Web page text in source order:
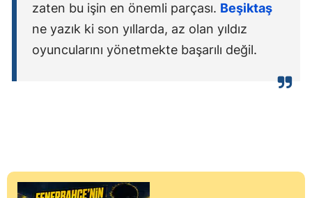
zaten bu işin en önemli parçası. Beşiktaş
ne yazık ki son yıllarda, az olan yıldız
oyuncularını yönetmekte başarılı değil.